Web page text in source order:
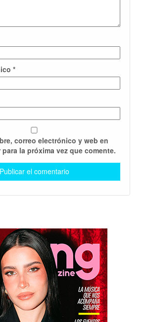
*
correo electrónico y web en
la próxima vez que comente.